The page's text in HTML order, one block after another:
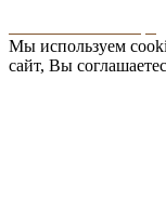
Мы используем
сайт, Вы